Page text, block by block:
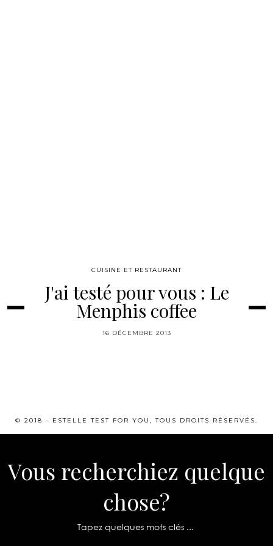
CUISINE ET RESTAURANT
J'ai testé pour vous : Le
Menphis coffee
16 DÉCEMBRE 2013
© 2018 - ESTELLE TEST FOR YOU, TOUS DROITS RÉSERVÉS.
Vous recherchiez quelque
chose?